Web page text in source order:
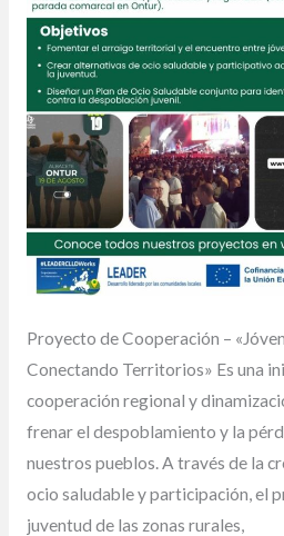
Proyecto de Cooperación –
Conectando Territorios» Es una
cooperación regional y
frenar el despoblamiento y la
nuestros pueblos. A través de la
ocio saludable y participación, el
juventud de las zonas rurales,